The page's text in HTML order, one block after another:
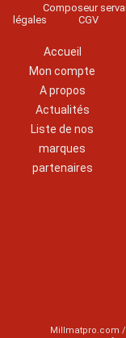
Composeur
légales
CGV
Accueil
Mon compte
A propos
Actualités
Liste de nos
marques
partenaires
Millmatpro.com